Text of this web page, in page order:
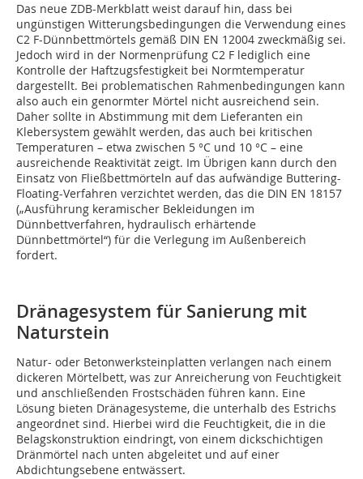
Das neue ZDB-Merkblatt weist darauf hin, dass bei
ungünstigen Witterungsbedingungen die Verwendung eines
C2 F-Dünnbettmörtels gemäß DIN EN 12004 zweckmäßig sei.
Jedoch wird in der Normenprüfung C2 F lediglich eine
Kontrolle der Haftzugsfestigkeit bei Normtemperatur
dargestellt. Bei problematischen Rahmenbedingungen kann
also auch ein genormter Mörtel nicht ausreichend sein.
Daher sollte in Abstimmung mit dem Lieferanten ein
Klebersystem gewählt werden, das auch bei kritischen
Temperaturen – etwa zwischen 5 °C und 10 °C – eine
ausreichende Reaktivität zeigt. Im Übrigen kann durch den
Einsatz von Fließbettmörteln auf das aufwändige Buttering-
Floating-Verfahren verzichtet werden, das die DIN EN 18157
(„Ausführung keramischer Bekleidungen im
Dünnbettverfahren, hydraulisch erhärtende
Dünnbettmörtel“) für die Verlegung im Außenbereich
fordert.
Dränagesystem für Sanierung mit
Naturstein
Natur- oder Betonwerksteinplatten verlangen nach einem
dickeren Mörtelbett, was zur Anreicherung von Feuchtigkeit
und anschließenden Frostschäden führen kann. Eine
Lösung bieten Dränagesysteme, die unterhalb des Estrichs
angeordnet sind. Hierbei wird die Feuchtigkeit, die in die
Belagskonstruktion eindringt, von einem dickschichtigen
Dränmörtel nach unten abgeleitet und auf einer
Abdichtungsebene entwässert.